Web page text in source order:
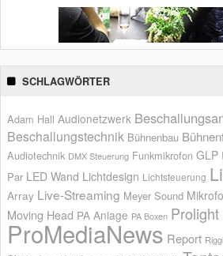
SCHLAGWÖRTER
Adam Hall Audionetzwerk
Beschallungstechnik Bühnenbau
Audiotechnik DMX Steuerung Funkmikrofon GLP
Par LED Wand Lichtdesign Lichtsteuerung
Array Live-Streaming Meyer Sound
Moving Head PA Anlage PA Boxen
ProMediaNews Report